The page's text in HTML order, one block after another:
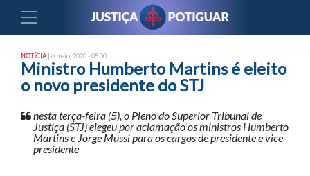
NOTÍCIA | 6 maio, 2020 - 08:00
Ministro Humberto Martins é eleito
o novo presidente do STJ
nesta terça-feira (5), o Pleno do Superior Tribunal de
Justiça (STJ) elegeu por aclamação os ministros Humberto
Martins e Jorge Mussi para os cargos de presidente e vice-
presidente